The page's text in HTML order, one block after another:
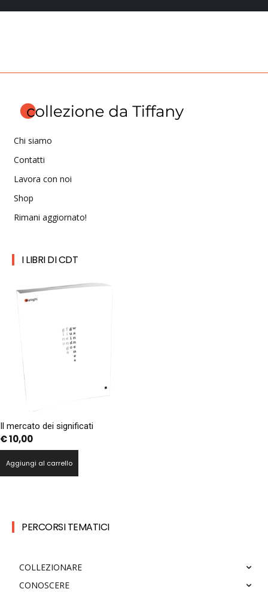
Chi siamo
Contatti
Lavora con noi
Shop
Rimani aggiornato!
I LIBRI DI CDT
Il mercato dei significati
€10,00
Aggiungi al carrello
PERCORSI TEMATICI
COLLEZIONARE
CONOSCERE